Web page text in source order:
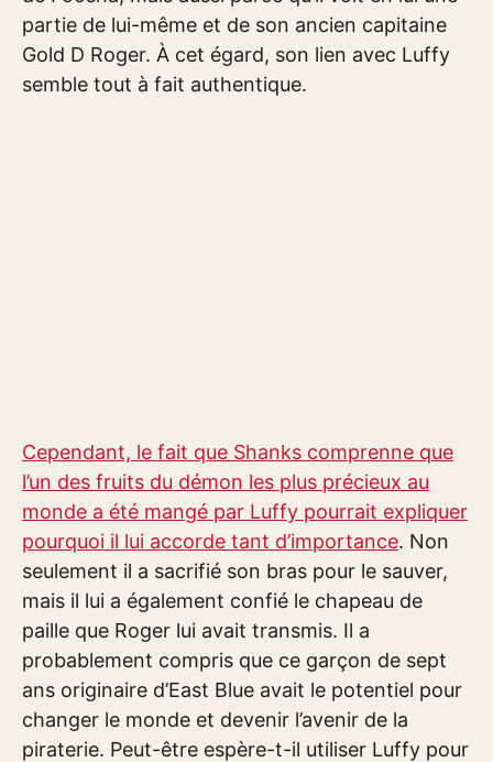
partie de lui-même et de son ancien capitaine
Gold D Roger. À cet égard, son lien avec Luffy
semble tout à fait authentique.
Cependant, le fait que Shanks comprenne que
l’un des fruits du démon les plus précieux au
monde a été mangé par Luffy pourrait expliquer
pourquoi il lui accorde tant d’importance. Non
seulement il a sacrifié son bras pour le sauver,
mais il lui a également confié le chapeau de
paille que Roger lui avait transmis. Il a
probablement compris que ce garçon de sept
ans originaire d’East Blue avait le potentiel pour
changer le monde et devenir l’avenir de la
piraterie. Peut-être espère-t-il utiliser Luffy pour